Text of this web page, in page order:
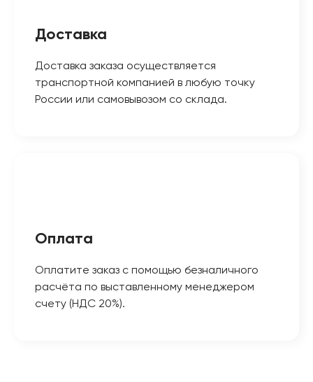
Доставка
Доставка заказа осуществляется
транспортной компанией в любую точку
России или самовывозом со склада.
Оплата
Оплатите заказ с помощью безналичного
расчёта по выставленному менеджером
счету (НДС 20%).